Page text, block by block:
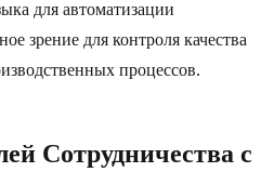
для автоматизации
зрение для контроля качества
процессов.
Сотрудничества с